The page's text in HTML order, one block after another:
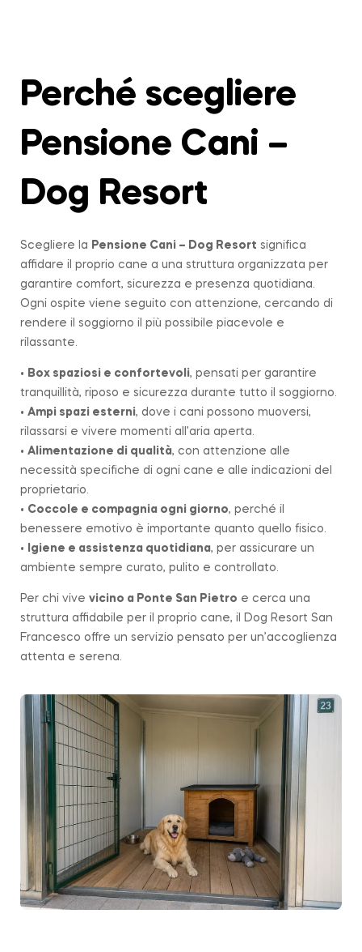
Perché scegliere
Pensione Cani –
Dog Resort
Scegliere la Pensione Cani – Dog Resort significa
affidare il proprio cane a una struttura organizzata per
garantire comfort, sicurezza e presenza quotidiana.
Ogni ospite viene seguito con attenzione, cercando di
rendere il soggiorno il più possibile piacevole e
rilassante.
• Box spaziosi e confortevoli, pensati per garantire
tranquillità, riposo e sicurezza durante tutto il soggiorno.
• Ampi spazi esterni, dove i cani possono muoversi,
rilassarsi e vivere momenti all’aria aperta.
• Alimentazione di qualità, con attenzione alle
necessità specifiche di ogni cane e alle indicazioni del
proprietario.
• Coccole e compagnia ogni giorno, perché il
benessere emotivo è importante quanto quello fisico.
•
Igiene e assistenza quotidiana, per assicurare un
ambiente sempre curato, pulito e controllato.
Per chi vive vicino a Ponte San Pietro e cerca una
struttura affidabile per il proprio cane, il Dog Resort San
Francesco offre un servizio pensato per un’accoglienza
attenta e serena.